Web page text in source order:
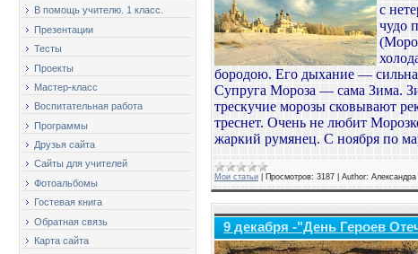
В помощь учителю. 1 класс.
Презентации
Тесты
Проекты
Мастер-класс
Воспитательная работа
Программы
Друзья сайта
Сайты для учителей
Фотоальбомы
Гостевая книга
Обратная связь
Карта сайта
с
чудо
бородою. Его дыхание —
Супруга Мороза — сама Зима.
трескучие морозы сковывают
треснет. Очень не любит
жаркий румянец. С ноября по
Мои статьи Просмотров: 3187 Author: Александра
9 декабря -"День Героев